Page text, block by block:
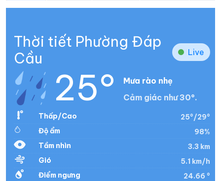
Thời tiết Phường Đáp
Cầu
Live
25°
Mưa rào nhẹ
Cảm giác như 30°.
Thấp/Cao
25°/29°
Độ ẩm
98%
Tầm nhìn
3.3 km
Gió
5.1 km/h
Điểm ngưng
24.66 °